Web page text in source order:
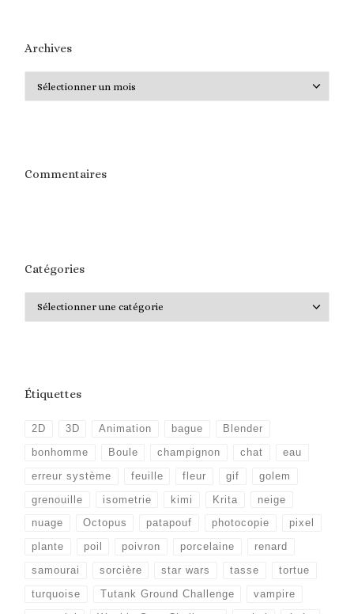
Archives
Commentaires
Catégories
Étiquettes
2D 3D Animation bague Blender
bonhomme Boule champignon chat eau
erreur système feuille fleur gif golem
grenouille isometrie kimi Krita neige
nuage Octopus patapouf photocopie pixel
plante poil poivron porcelaine renard
samourai sorcière star wars tasse tortue
turquoise Tutank Ground Challenge vampire